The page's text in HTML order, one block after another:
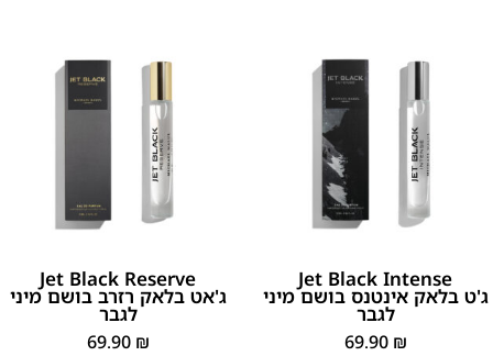
Jet Black Intense
ג'ט בלאק אינטנס בושם מיני
לגבר
69.90 ₪
Jet Black Reserve
ג'אט בלאק רזרב בושם מיני
לגבר
69.90 ₪